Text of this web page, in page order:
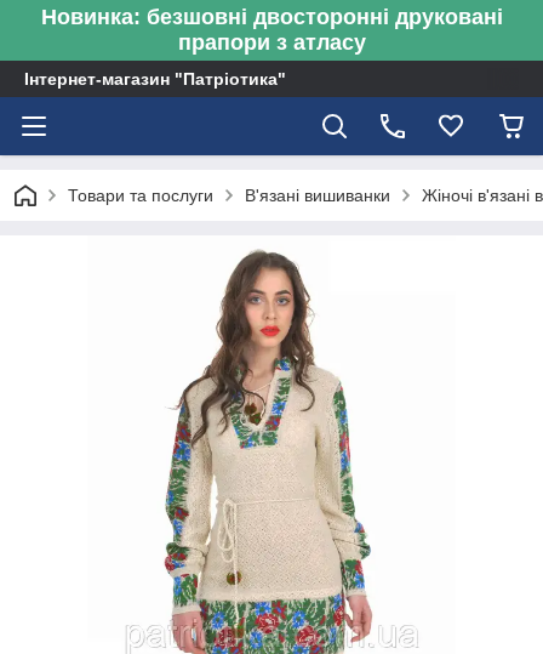
Новинка: безшовні двосторонні друковані
прапори з атласу
Інтернет-магазин "Патріотика"
Товари та послуги В'язані вишиванки Жіночі в'язані